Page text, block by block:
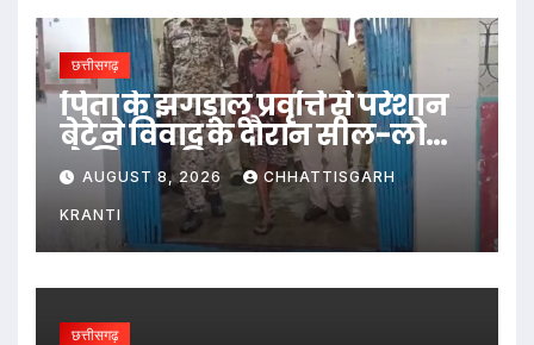
छत्तीसगढ़
पिता के झगड़ालू प्रवृत्ति से परेशान
बेटे ने विवाद के दौरान सील-लोढ़ा
से सिर पर किया वार…
AUGUST 8, 2026 CHHATTISGARH
KRANTI
छत्तीसगढ़